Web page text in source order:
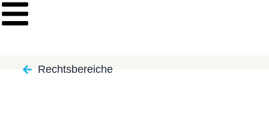
Rechtsbereiche